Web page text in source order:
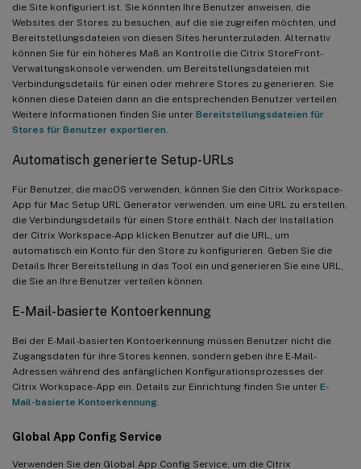
die Site konfiguriert ist. Sie könnten Ihre Benutzer anweisen, die
Websites der Stores zu besuchen, auf die sie zugreifen möchten, und
Bereitstellungsdateien von diesen Sites herunterzuladen. Alternativ
können Sie für ein höheres Maß an Kontrolle die Citrix StoreFront-
Verwaltungskonsole verwenden, um Bereitstellungsdateien mit
Verbindungsdetails für einen oder mehrere Stores zu generieren. Sie
können diese Dateien dann an die entsprechenden Benutzer verteilen.
Weitere Informationen finden Sie unter Bereitstellungsdateien für
Stores für Benutzer exportieren
Automatisch generierte Setup-URLs
Für Benutzer, die macOS verwenden, können Sie den Citrix Workspace-
App für Mac Setup URL Generator verwenden, um eine URL zu erstellen,
die Verbindungsdetails für einen Store enthält. Nach der Installation
der Citrix Workspace-App klicken Benutzer auf die URL, um
automatisch ein Konto für den Store zu konfigurieren. Geben Sie die
Details Ihrer Bereitstellung in das Tool ein und generieren Sie eine URL,
die Sie an Ihre Benutzer verteilen können.
E-Mail-basierte Kontoerkennung
Bei der E-Mail-basierten Kontoerkennung müssen Benutzer nicht die
Zugangsdaten für ihre Stores kennen, sondern geben ihre E-Mail-
Adressen während des anfänglichen Konfigurationsprozesses der
Citrix Workspace-App ein. Details zur Einrichtung finden Sie unter E-
Mail-basierte Kontoerkennung
Global App Config Service
Verwenden Sie den Global App Config Service, um die Citrix